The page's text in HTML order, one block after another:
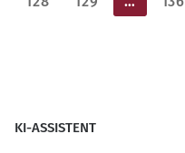
KI-ASSISTENT